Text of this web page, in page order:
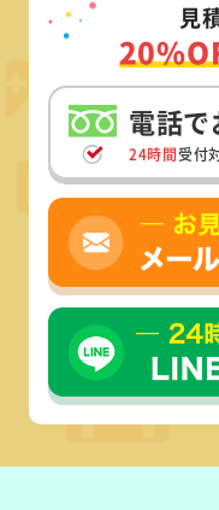
見
電話
24時間受付